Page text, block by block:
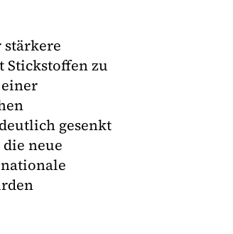
Stickstoffen zu
gesenkt
neue